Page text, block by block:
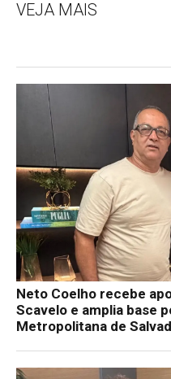
VEJA MAIS
Neto Coelho recebe
Scavelo e amplia base
Metropolitana de